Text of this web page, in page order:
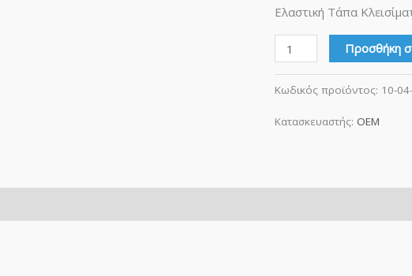
Ελαστική Τάπα
Προσθήκη
Κωδικός προϊόντος: 10-
Κατασκευαστής: OEM